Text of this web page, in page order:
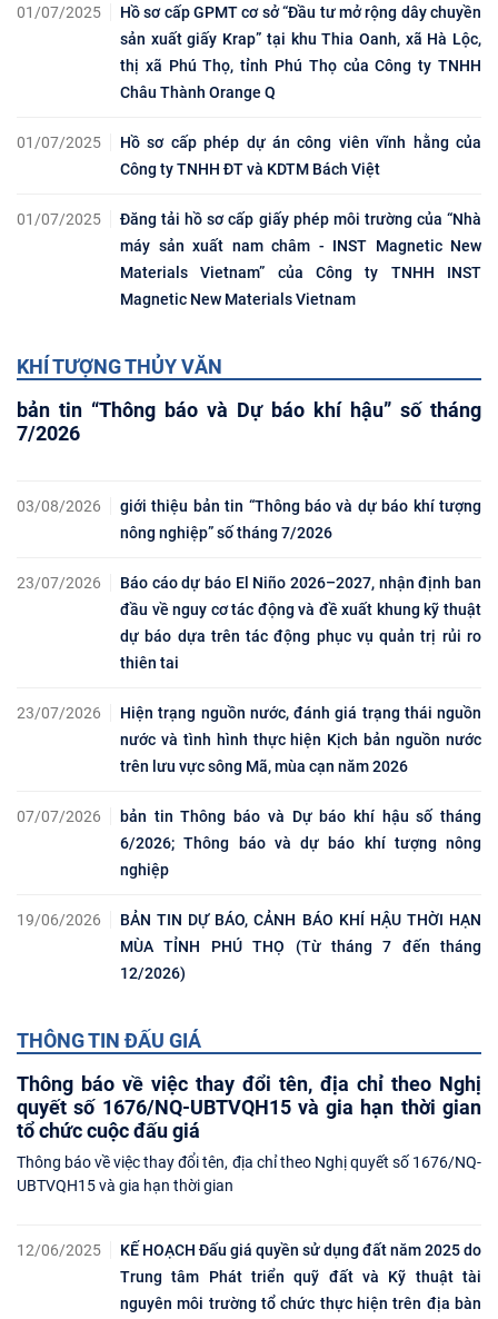
01/07/2025
Hồ sơ cấp GPMT cơ sở “Đầu tư mở rộng dây chuyền
sản xuất giấy Krap” tại khu Thia Oanh, xã Hà Lộc,
thị xã Phú Thọ, tỉnh Phú Thọ của Công ty TNHH
Châu Thành Orange Q
01/07/2025
Hồ sơ cấp phép dự án công viên vĩnh hằng của
Công ty TNHH ĐT và KDTM Bách Việt
01/07/2025
Đăng tải hồ sơ cấp giấy phép môi trường của “Nhà
máy sản xuất nam châm - INST Magnetic New
Materials Vietnam” của Công ty TNHH INST
Magnetic New Materials Vietnam
KHÍ TƯỢNG THỦY VĂN
bản tin “Thông báo và Dự báo khí hậu” số tháng
7/2026
03/08/2026
giới thiệu bản tin “Thông báo và dự báo khí tượng
nông nghiệp” số tháng 7/2026
23/07/2026
Báo cáo dự báo El Niño 2026–2027, nhận định ban
đầu về nguy cơ tác động và đề xuất khung kỹ thuật
dự báo dựa trên tác động phục vụ quản trị rủi ro
thiên tai
23/07/2026
Hiện trạng nguồn nước, đánh giá trạng thái nguồn
nước và tình hình thực hiện Kịch bản nguồn nước
trên lưu vực sông Mã, mùa cạn năm 2026
07/07/2026
bản tin Thông báo và Dự báo khí hậu số tháng
6/2026; Thông báo và dự báo khí tượng nông
nghiệp
19/06/2026
BẢN TIN DỰ BÁO, CẢNH BÁO KHÍ HẬU THỜI HẠN
MÙA TỈNH PHÚ THỌ (Từ tháng 7 đến tháng
12/2026)
THÔNG TIN ĐẤU GIÁ
Thông báo về việc thay đổi tên, địa chỉ theo Nghị
quyết số 1676/NQ-UBTVQH15 và gia hạn thời gian
tổ chức cuộc đấu giá
Thông báo về việc thay đổi tên, địa chỉ theo Nghị quyết số 1676/NQ-
UBTVQH15 và gia hạn thời gian
12/06/2025
KẾ HOẠCH Đấu giá quyền sử dụng đất năm 2025 do
Trung tâm Phát triển quỹ đất và Kỹ thuật tài
nguyên môi trường tổ chức thực hiện trên địa bàn